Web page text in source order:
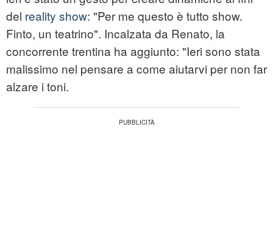
del reality show: "Per me questo è tutto show.
Finto, un teatrino". Incalzata da Renato, la
concorrente trentina ha aggiunto: "Ieri sono stata
malissimo nel pensare a come aiutarvi per non far
alzare i toni.